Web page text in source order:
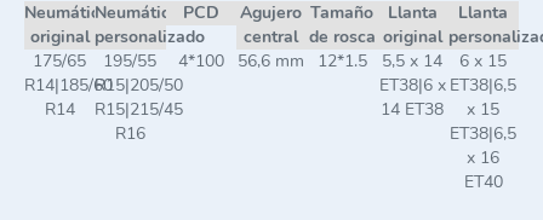
Neumático
original
Neumático
personalizado
PCD
Agujero
central
Tamaño
de rosca
Llanta
original
Llanta
175/65
R14|185/60
R14
195/55
R15|205/50
R15|215/45
R16
4*100 56,6 mm 12*1.5
5,5 x 14
ET38|6 x
14 ET38
6 x 15
ET38|6,5
x 15
ET38|6,5
x 16
ET40